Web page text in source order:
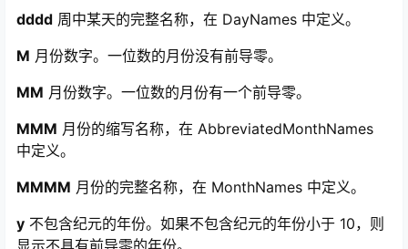
dddd 周中某天的完整名称，在 DayNames 中定义。
M 月份数字。一位数的月份没有前导零。
MM 月份数字。一位数的月份有一个前导零。
MMM 月份的缩写名称，在 AbbreviatedMonthNames
中定义。
MMMM 月份的完整名称，在 MonthNames 中定义。
y 不包含纪元的年份。如果不包含纪元的年份小于 10，则